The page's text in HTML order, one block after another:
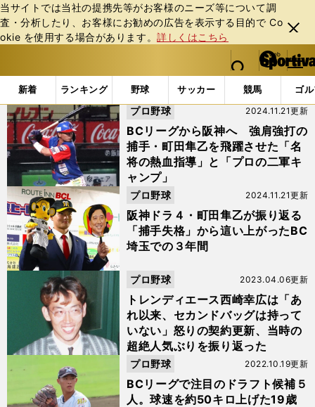
当サイトでは当社の提携先等がお客様のニーズ等について調
査・分析したり、お客様にお勧めの広告を表⽰する⽬的で Co
okie を使⽤する場合があります。詳しくはこちら
閉じ
る
web Sportiva (webスポルティーバ)
検索
マイペ
ー
ジ
メニュ
新着 ランキング 野球 サッカー 競馬 ゴ
b
ス
ポ
ル
テ
ー
バ
「#埼玉武蔵」の最新ニュース・ 情報
BCリーグから阪神へ 強肩強打の
捕手・町田隼乙を飛躍させた「名
将の熱血指導」と「プロの二軍キ
ャンプ」
2024.11.21更新
プロ野球
阪神ドラ４・町田隼乙が振り返る
「捕手失格」から這い上がったBC
埼玉での３年間
2024.11.21更新
プロ野球
トレンディエース西崎幸広は「あ
れ以来、セカンドバッグは持って
いない」怒りの契約更新、当時の
超絶人気ぶりを振り返った
2023.04.06更新
プロ野球
BCリーグで注目のドラフト候補５
人。球速を約50キロ上げた19歳
2022.10.19更新
プロ野球